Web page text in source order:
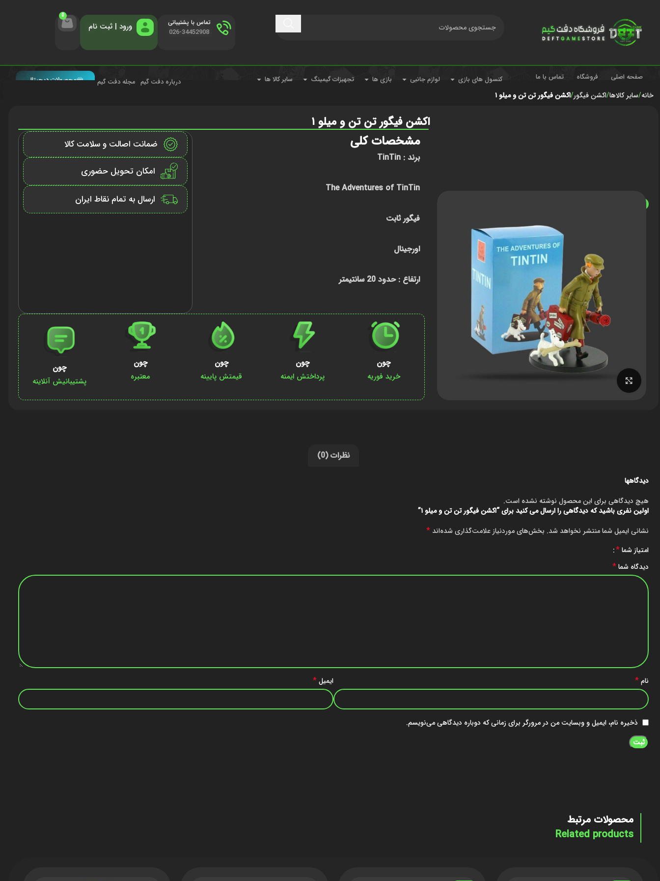
تماس با پشتیبانی
026-34452908 ورود | ثبت نام
0
صفحه اصلی فروشگاه تماس با ما کنسول های بازی لوازم جانبی بازی ها تجهیزات گیمینگ سایر کالا ها محصولات دیجیتال درباره دفت گیم مجله دفت گیم
خانه سایر کالاها اکشن فیگور اکشن فیگور تن تن و میلو ۱
ناموجود
اکشن فیگور تن تن و میلو ۱
مشخصات کلی
برند : TinTin
The Adventures of TinTin
فیگور ثابت
اورجینال
ارتفاع : حدود 20 سانتیمتر
ضمانت اصالت و سلامت کالا
امکان تحویل حضوری
ارسال به تمام نقاط ایران
چون
خرید فوریه
چون
پرداختش ایمنه
چون
قیمتش پایینه
چون
معتبره
چون
پشتیبانیش آنلاینه
نظرات (0)
دیدگاهها
هیچ دیدگاهی برای این محصول نوشته نشده است.
اولین نفری باشید که دیدگاهی را ارسال می کنید برای “اکشن فیگور تن تن و میلو ۱”
نشانی ایمیل شما منتشر نخواهد شد. بخش‌های موردنیاز علامت‌گذاری شده‌اند*
امتیاز شما*
دیدگاه شما*
نام* ایمیل*
ذخیره نام، ایمیل و وبسایت من در مرورگر برای زمانی که دوباره دیدگاهی می‌نویسم.
محصولات مرتبط
Related products